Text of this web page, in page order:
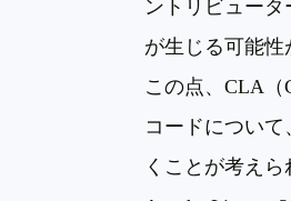
ントリビュー
が生じる可能性
この点、CLA （
コードについて
くことが考えら